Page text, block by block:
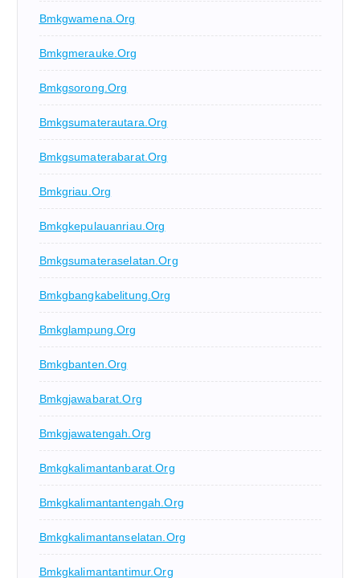
Bmkgwamena.org
Bmkgmerauke.org
Bmkgsorong.org
Bmkgsumaterautara.org
Bmkgsumaterabarat.org
Bmkgriau.org
Bmkgkepulauanriau.org
Bmkgsumateraselatan.org
Bmkgbangkabelitung.org
Bmkglampung.org
Bmkgbanten.org
Bmkgjawabarat.org
Bmkgjawatengah.org
Bmkgkalimantanbarat.org
Bmkgkalimantantengah.org
Bmkgkalimantanselatan.org
Bmkgkalimantantimur.org